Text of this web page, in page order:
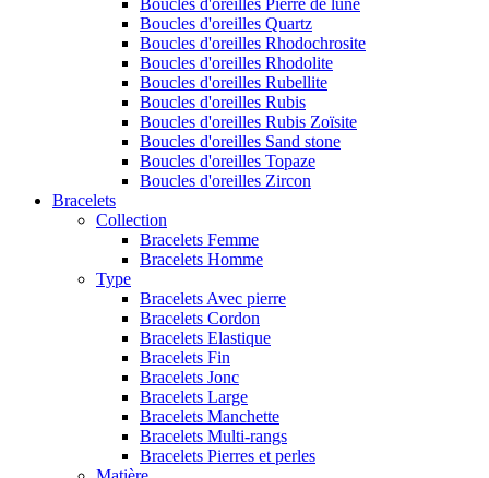
Boucles d'oreilles Pierre de lune
Boucles d'oreilles Quartz
Boucles d'oreilles Rhodochrosite
Boucles d'oreilles Rhodolite
Boucles d'oreilles Rubellite
Boucles d'oreilles Rubis
Boucles d'oreilles Rubis Zoïsite
Boucles d'oreilles Sand stone
Boucles d'oreilles Topaze
Boucles d'oreilles Zircon
Bracelets
Collection
Bracelets Femme
Bracelets Homme
Type
Bracelets Avec pierre
Bracelets Cordon
Bracelets Elastique
Bracelets Fin
Bracelets Jonc
Bracelets Large
Bracelets Manchette
Bracelets Multi-rangs
Bracelets Pierres et perles